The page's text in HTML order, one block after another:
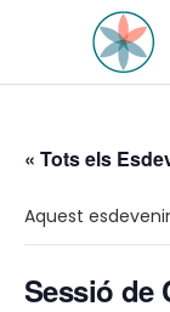
« Tots els
Aquest
Sessió de